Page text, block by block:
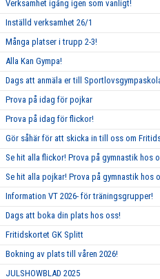
Verksamhet igång igen som vanligt!
Inställd verksamhet 26/1
Många platser i trupp 2-3!
Alla Kan Gympa!
Dags att anmäla er till
Prova på idag för pojkar
Prova på idag för flickor!
Gör såhär för att skicka in till oss om
Se hit alla flickor! Prova på gymnastik hos
Se hit alla pojkar! Prova på gymnastik hos
Information VT 2026- för träningsgrupper!
Dags att boka din plats hos oss!
Fritidskortet GK Splitt
Bokning av plats till våren 2026!
JULSHOWBLAD 2025